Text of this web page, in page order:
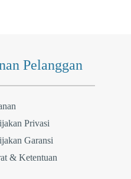
Pelanggan
Privasi
Garansi
& Ketentuan